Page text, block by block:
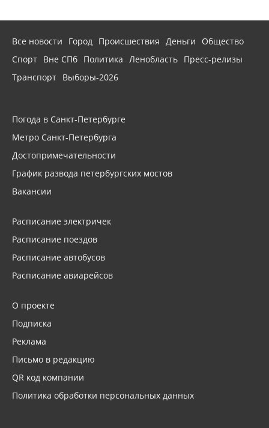
Все новости Город Происшествия Деньги
Общество
Спорт Вне СПб Политика Ленобласть Пресс-релизы
Транспорт Выборы-2026
Погода в Санкт-Петербурге
Метро Санкт-Петербурга
Достопримечательности
График развода петербургских мостов
Вакансии
Расписание электричек
Расписание поездов
Расписание автобусов
Расписание авиарейсов
О проекте
Подписка
Реклама
Письмо в редакцию
QR код компании
Политика обработки персональных данных